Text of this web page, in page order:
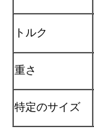
トルク
重さ
特定のサイズ